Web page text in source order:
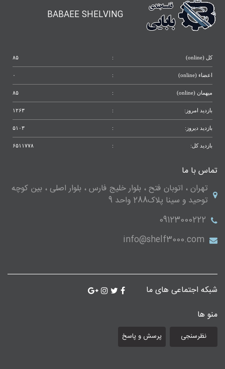
BABAEE SHELVING
کل (online) : ۸۵
اعضاء (online) : ۰
میهمان (online) : ۸۵
بازدید امروز: : ۱۲۶۳
بازدید دیروز: : ۵۱۰۳
بازدید کل: : ۶۵۱۱۷۷۸
تماس با ما
تهران ، اتوبان فتح ، بلوار خلیج فارس ، بلوار اصلی ، بین کوچه
توحید و سینا پلاک288 واحد 9
09123000222
info@shelf3000.com
شبکه اجتماعی های ما
منو ها
نظرسنجی پرسش و پاسخ